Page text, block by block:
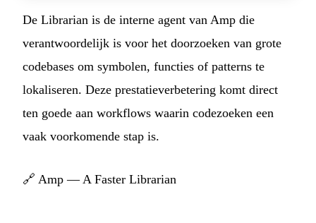
De Librarian is de interne agent van Amp die
verantwoordelijk is voor het doorzoeken van grote
codebases om symbolen, functies of patterns te
lokaliseren. Deze prestatieverbetering komt direct
ten goede aan workflows waarin codezoeken een
vaak voorkomende stap is.
🔗 Amp — A Faster Librarian